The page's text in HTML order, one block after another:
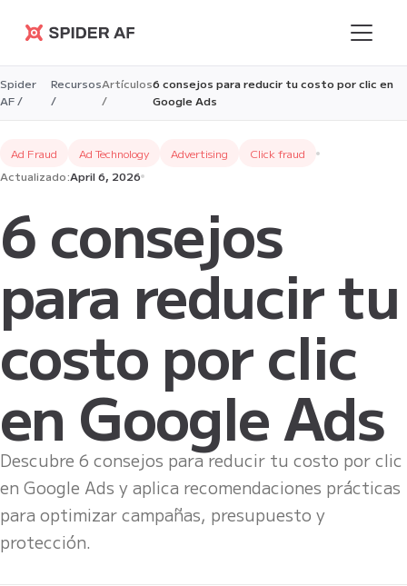
Spider AF
Spider
AF /
Recursos
/
Artículos
/
6 consejos para reducir tu costo por clic en
Google Ads
Ad Fraud Ad Technology Advertising
Click fraud
Actualizado:April 6, 2026
6 consejos
para reducir tu
costo por clic
en Google Ads
Descubre 6 consejos para reducir tu costo por clic
en Google Ads y aplica recomendaciones prácticas
para optimizar campañas, presupuesto y
protección.